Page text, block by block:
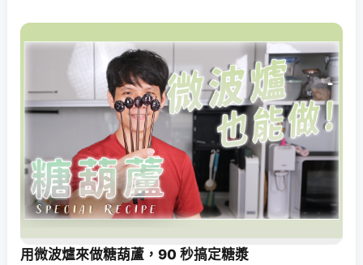
用微波爐來做糖葫蘆，90 秒搞定糖漿